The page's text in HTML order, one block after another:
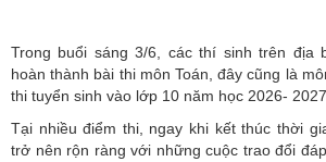
Trong buổi sáng 3/6, các thí sinh trên địa
hoàn thành bài thi môn Toán, đây cũng là
thi tuyển sinh vào lớp 10 năm học 2026- 2027.
Tại nhiều điểm thi, ngay khi kết thúc thời
trở nên rộn ràng với những cuộc trao đổi